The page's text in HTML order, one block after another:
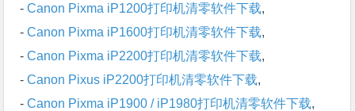
-Canon Pixma iP1200打印机清零软件下载,
-Canon Pixma iP1600打印机清零软件下载,
-Canon Pixma iP2200打印机清零软件下载,
-Canon Pixus iP2200打印机清零软件下载,
-Canon Pixma iP1900 / iP1980打印机清零软件下载,